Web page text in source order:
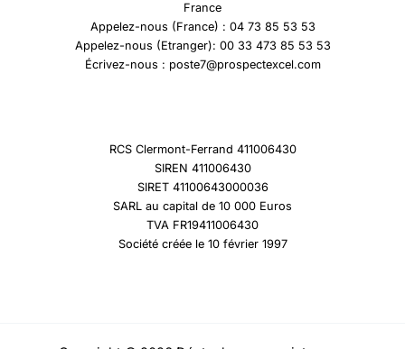
France
Appelez-nous (France) : 04 73 85 53 53
Appelez-nous (Etranger): 00 33 473 85 53 53
Écrivez-nous : poste7@prospectexcel.com
RCS Clermont-Ferrand 411006430
SIREN 411006430
SIRET 41100643000036
SARL au capital de 10 000 Euros
TVA FR19411006430
Société créée le 10 février 1997